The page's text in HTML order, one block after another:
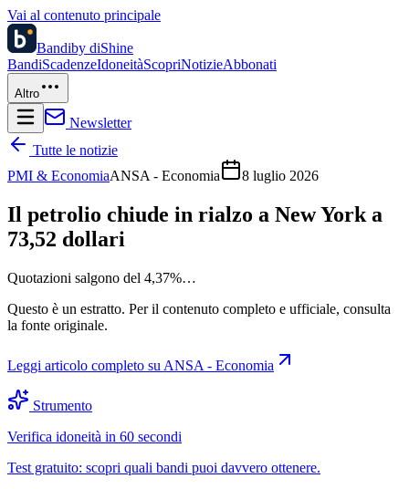
Vai al contenuto principale
Bandiby diShine
BandiScadenzeIdoneitàScopriNotizieAbbonati
Altro
Newsletter
Tutte le notizie
PMI & EconomiaANSA - Economia 8 luglio 2026
Il petrolio chiude in rialzo a New York a
73,52 dollari
Quotazioni salgono del 4,37%…
Questo è un estratto. Per il contenuto completo e ufficiale, consulta
la fonte originale.
Leggi articolo completo su ANSA - Economia
Strumento
Verifica idoneità in 60 secondi
Test gratuito: scopri quali bandi puoi davvero ottenere.